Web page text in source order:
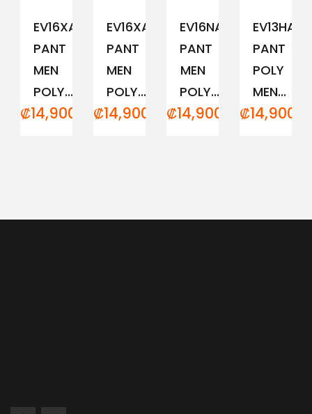
EV16XAM194
PANT
MEN
POLY...
₡14,900.00
EV16XAM191
PANT
MEN
POLY...
₡14,900.00
EV16NAM152
PANT
MEN
POLY...
₡14,900.00
PANT
POLY
MEN...
₡